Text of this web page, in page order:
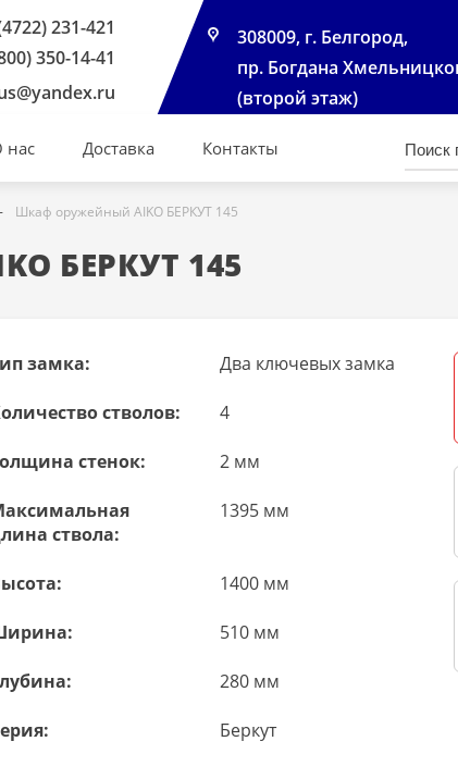
231-421
350-14-41
308009, г. Белгород,
пр. Богдана
(второй этаж)
нас Доставка Контакты
Шкаф оружейный AIKO БЕРКУТ 145
БЕРКУТ 145
замка: Два ключевых замка
стволов: 4
стенок: 2 мм
ствола:
1395 мм
1400 мм
510 мм
280 мм
Беркут